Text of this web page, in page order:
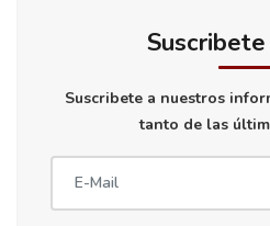
Suscribete a nuestros
tanto de las